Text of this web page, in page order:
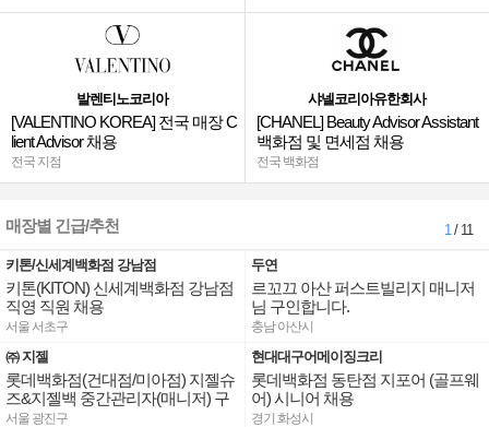
발렌티노코리아
[VALENTINO KOREA] 전국 매장 C
lient Advisor 채용
전국 지점
샤넬코리아유한회사
[CHANEL] Beauty Advisor Assistant
백화점 및 면세점 채용
전국 백화점
매장별 긴급/추천 1/ 11
키톤/신세계백화점 강남점
키톤(KITON) 신세계백화점 강남점
직영 직원 채용
서울 서초구
㈜ 지젤
롯데백화점(건대점/미아점) 지젤슈
즈&지젤백 중간관리자(매니저) 구
인합니다
서울 광진구
두연
르꼬끄 아산 퍼스트빌리지 매니저
님 구인합니다.
충남 아산시
현대대구어메이징크리
롯데백화점 동탄점 지포어 (골프웨
어) 시니어 채용
경기 화성시